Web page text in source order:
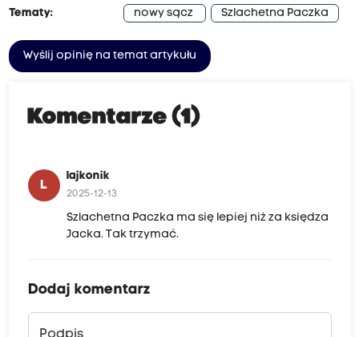
Tematy: nowy sącz Szlachetna Paczka
Wyślij opinię na temat artykułu
Komentarze (1)
L
lajkonik
2025-12-13
Szlachetna Paczka ma się lepiej niż za księdza
Jacka. Tak trzymać.
Dodaj komentarz